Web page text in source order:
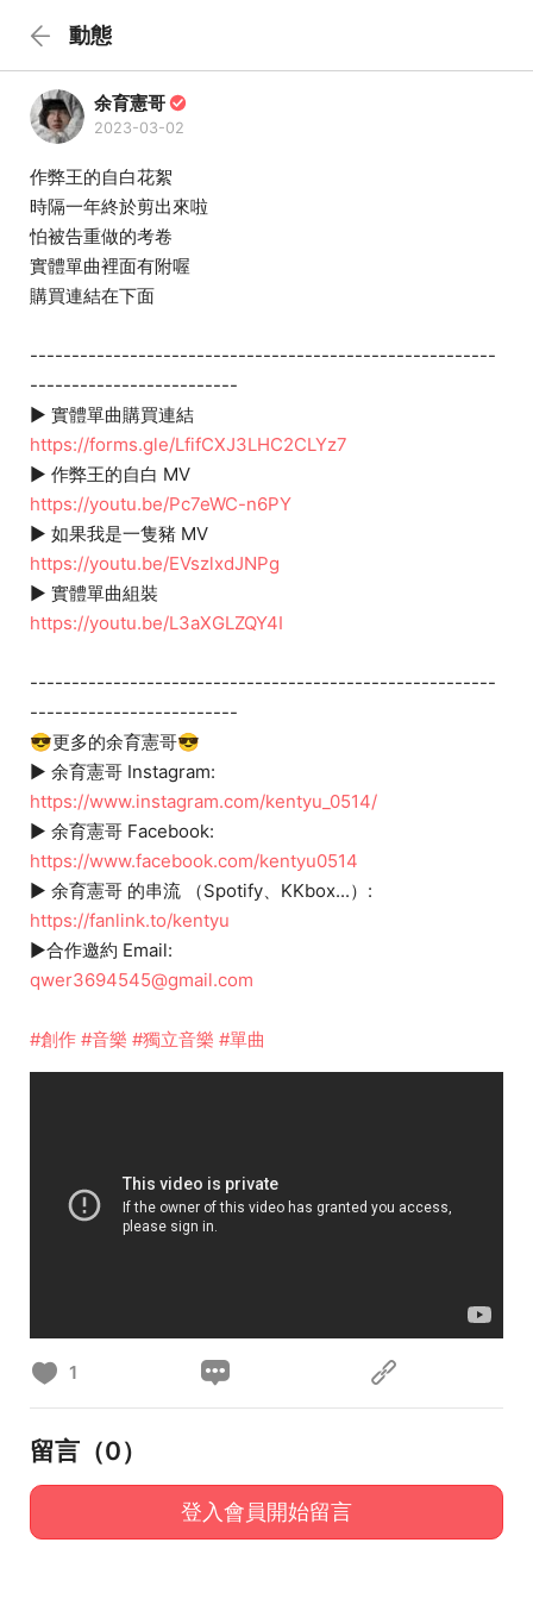
動態
余育憲哥
2023-03-02
作弊王的自白花絮
時隔一年終於剪出來啦
怕被告重做的考卷
實體單曲裡面有附喔
購買連結在下面
--------------------------------------------------------
-------------------------
► 實體單曲購買連結
https://forms.gle/LfifCXJ3LHC2CLYz7
► 作弊王的自白 MV
https://youtu.be/Pc7eWC-n6PY
► 如果我是一隻豬 MV
https://youtu.be/EVszlxdJNPg
► 實體單曲組裝
https://youtu.be/L3aXGLZQY4I
--------------------------------------------------------
-------------------------
😎更多的余育憲哥😎
► 余育憲哥 Instagram:
https://www.instagram.com/kentyu_0514/
► 余育憲哥 Facebook:
https://www.facebook.com/kentyu0514
► 余育憲哥 的串流 （Spotify、KKbox...）:
https://fanlink.to/kentyu
►合作邀約 Email:
qwer3694545@gmail.com
#創作 #音樂 #獨立音樂 #單曲
1
留言（0）
登入會員開始留言